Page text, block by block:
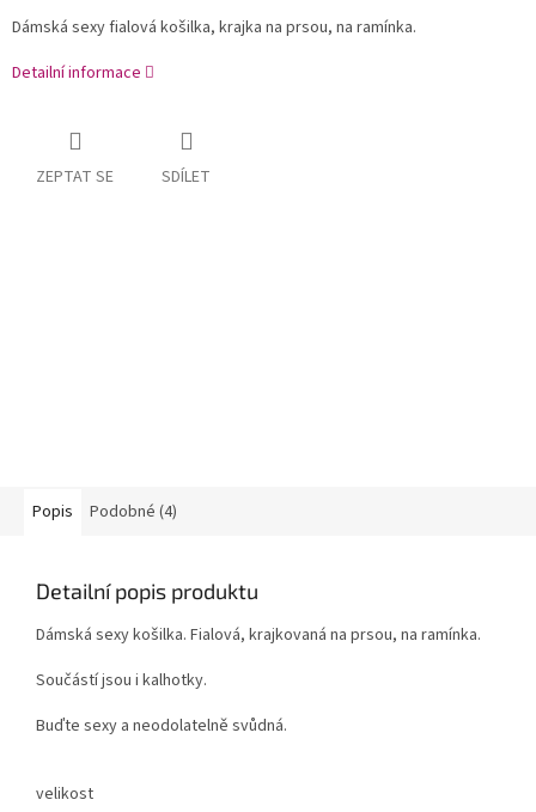
Dámská sexy fialová košilka, krajka na prsou, na ramínka.
Detailní informace
ZEPTAT SE SDÍLET
Popis Podobné (4)
Detailní popis produktu
Dámská sexy košilka. Fialová, krajkovaná na prsou, na ramínka.
Součástí jsou i kalhotky.
Buďte sexy a neodolatelně svůdná.
velikost